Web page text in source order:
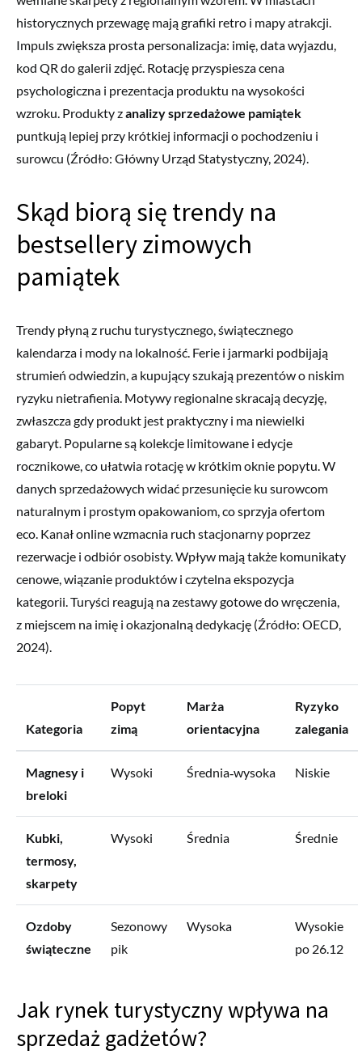
historycznych przewagę mają grafiki retro i mapy atrakcji.
Impuls zwiększa prosta personalizacja: imię, data wyjazdu,
kod QR do galerii zdjęć. Rotację przyspiesza cena
psychologiczna i prezentacja produktu na wysokości
wzroku. Produkty zanalizy sprzedażowe pamiątek
puntkują lepiej przy krótkiej informacji o pochodzeniu i
surowcu (Źródło: Główny Urząd Statystyczny, 2024).
Skąd biorą się trendy na
bestsellery zimowych
pamiątek
Trendy płyną z ruchu turystycznego, świątecznego
kalendarza i mody na lokalność. Ferie i jarmarki podbijają
strumień odwiedzin, a kupujący szukają prezentów o niskim
ryzyku nietrafienia. Motywy regionalne skracają decyzję,
zwłaszcza gdy produkt jest praktyczny i ma niewielki
gabaryt. Popularne są kolekcje limitowane i edycje
rocznikowe, co ułatwia rotację w krótkim oknie popytu. W
danych sprzedażowych widać przesunięcie ku surowcom
naturalnym i prostym opakowaniom, co sprzyja ofertom
eco. Kanał online wzmacnia ruch stacjonarny poprzez
rezerwacje i odbiór osobisty. Wpływ mają także komunikaty
cenowe, wiązanie produktów i czytelna ekspozycja
kategorii. Turyści reagują na zestawy gotowe do wręczenia,
z miejscem na imię i okazjonalną dedykację (Źródło: OECD,
2024).
Kategoria
Popyt
zimą
Marża
orientacyjna
Ryzyko
zalegania
Magnesy i
breloki
Wysoki Średnia‑wysoka Niskie
Kubki,
termosy,
skarpety
Wysoki Średnia Średnie
Ozdoby
świąteczne
Sezonowy
pik
Wysoka
Wysokie
po 26.12
Jak rynek turystyczny wpływa na
sprzedaż gadżetów?